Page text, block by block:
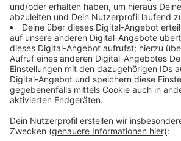
Bode hofft auf eine ähnliche
Familie Muradi aus Aue. Sie schlägt
Ausländerbehörde und das NRW-
der so genannten „Vorgriffsregelung“
machen. Damit könnte die
integrierten Geflüchteten
die von der Ampelkoalition
beim Bleiberecht in geltendes Recht
„Hier haben die Ausländerbehörden
Ermessensspielraum“, sagt Licina-